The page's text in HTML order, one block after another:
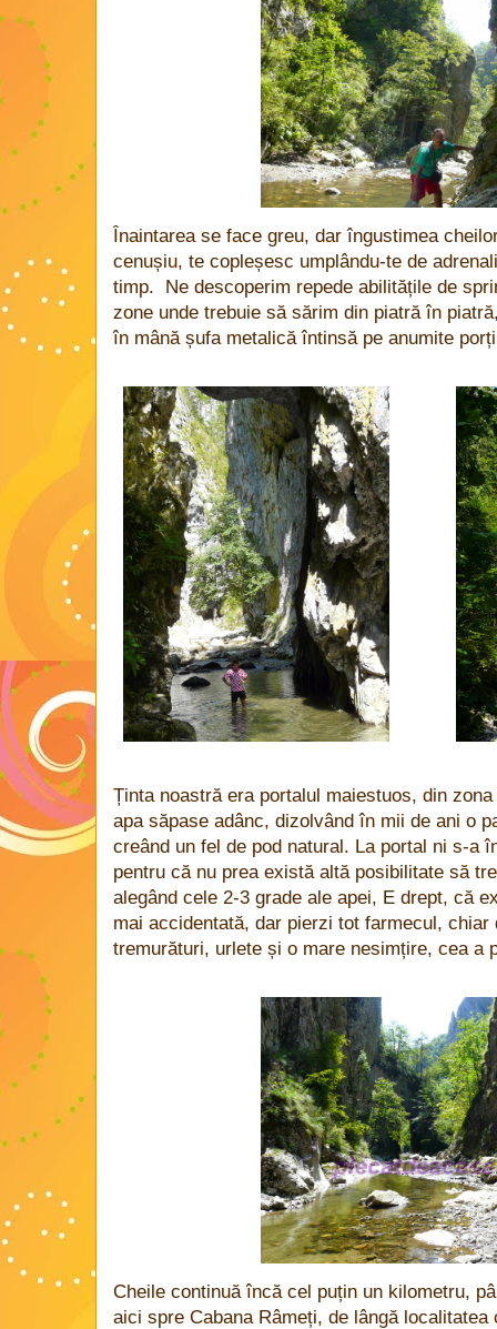
Înaintarea se face greu, dar îngustimea
cenușiu, te copleșesc umplându-te de
timp. Ne descoperim repede abilitățile de
zone unde trebuie să sărim din piatră în
în mână șufa metalică întinsă pe anumite
Ținta noastră era portalul maiestuos, din
apa săpase adânc, dizolvând în mii de ani o
creând un fel de pod natural. La portal ni s-a
pentru că nu prea există altă posibilitate să
alegând cele 2-3 grade ale apei, E drept, că
mai accidentată, dar pierzi tot farmecul,
tremurături, urlete și o mare nesimțire, cea a
Cheile continuă încă cel puțin un kilometru,
aici spre Cabana Râmeți, de lângă